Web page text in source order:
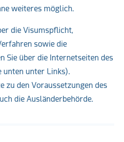
weiteres möglich.
die Visumspflicht,
sowie die
Sie über die Internetseiten des
unten unter Links).
zu den Voraussetzungen des
die Ausländerbehörde.